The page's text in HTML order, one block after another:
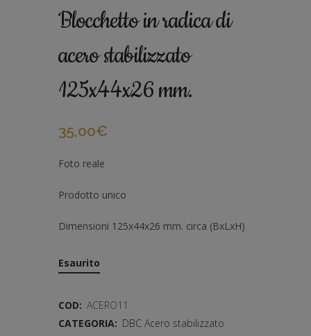
Blocchetto in radica di
acero stabilizzato
125x44x26 mm.
35,00€
Foto reale
Prodotto unico
Dimensioni 125x44x26 mm. circa (BxLxH)
Esaurito
COD: ACERO11
CATEGORIA: DBC Acero stabilizzato